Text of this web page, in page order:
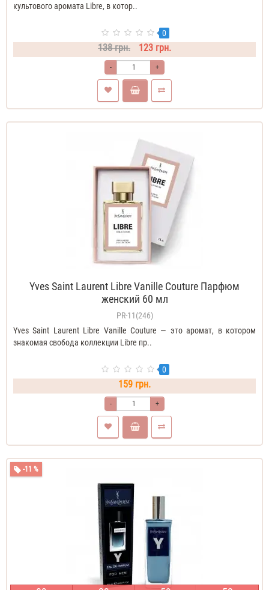
культового аромата Libre, в котор..
0
138 грн. 123 грн.
- +
Yves Saint Laurent Libre Vanille Couture Парфюм
женский 60 мл
PR-11(246)
Yves Saint Laurent Libre Vanille Couture — это аромат, в котором
знакомая свобода коллекции Libre пр..
0
159 грн.
- +
-11 %